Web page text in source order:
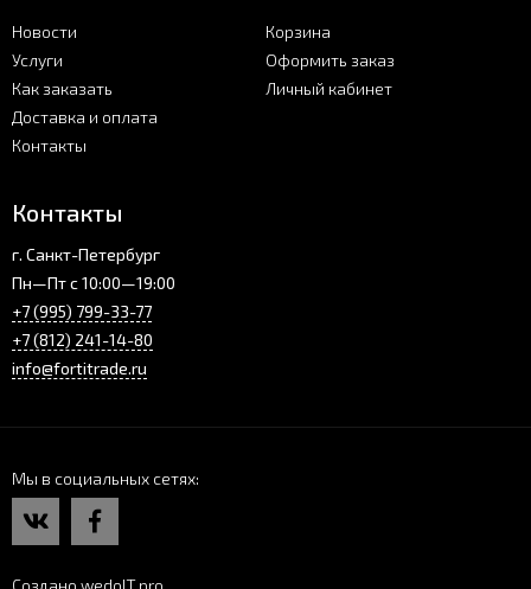
Новости
Услуги
Как заказать
Доставка и оплата
Контакты
Корзина
Оформить заказ
Личный кабинет
Контакты
г. Санкт-Петербург
Пн—Пт с 10:00—19:00
+7 (995) 799-33-77
+7 (812) 241-14-80
info@fortitrade.ru
Мы в социальных сетях